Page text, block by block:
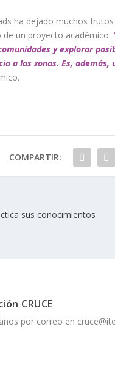
ha dejado muchos
un proyecto académico.
y explorar
a las zonas. Es,
COMPARTIR:
sus conocimientos
CRUCE
por correo en